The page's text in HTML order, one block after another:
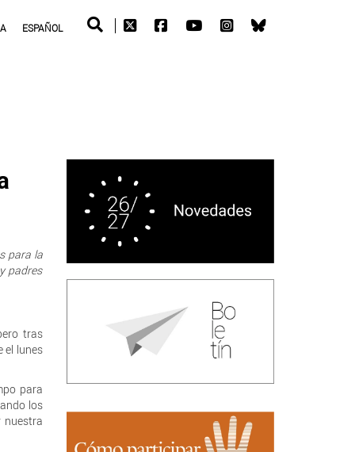
ESPAÑOL
para la
padres
tras
el lunes
para
los
nuestra